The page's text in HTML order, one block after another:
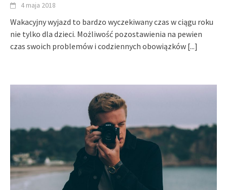
4 maja 2018
Wakacyjny wyjazd to bardzo wyczekiwany czas w ciągu roku
nie tylko dla dzieci. Możliwość pozostawienia na pewien
czas swoich problemów i codziennych obowiązków [...]